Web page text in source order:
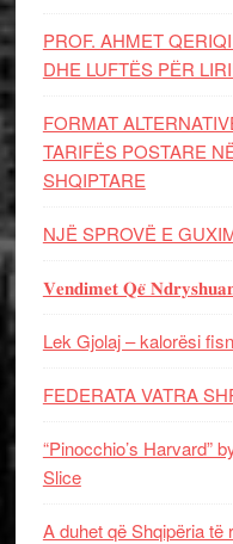
PROF. AHMET
DHE LUFTЁS PЁR
FORMAT
TARIFËS POSTARE
SHQIPTARE
NJË SPROVË E
𝐕𝐞𝐧𝐝𝐢𝐦𝐞𝐭 𝐐𝐞̈
Lek Gjolaj – kalorësi
FEDERATA VATRA
“Pinocchio’s Harvard”
Slice
A duhet që Shqipëria të